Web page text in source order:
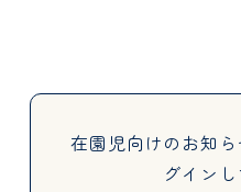
在園児向けのお知
グイン